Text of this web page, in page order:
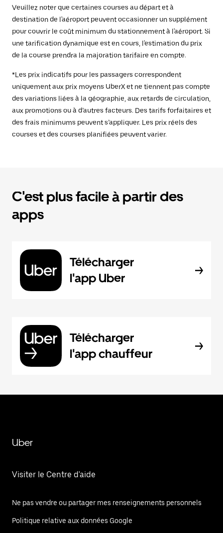
Veuillez noter que certaines courses au départ et à
destination de l'aéroport peuvent occasionner un supplément
pour couvrir le coût minimum du stationnement à l'aéroport. Si
une tarification dynamique est en cours, l'estimation du prix
de la course prendra la majoration tarifaire en compte.
*Les prix indicatifs pour les passagers correspondent
uniquement aux prix moyens UberX et ne tiennent pas compte
des variations liées à la géographie, aux retards de circulation,
aux promotions ou à d’autres facteurs. Des tarifs forfaitaires et
des frais minimums peuvent s’appliquer. Les prix réels des
courses et des courses planifiées peuvent varier.
C'est plus facile à partir des
apps
Télécharger
l'app Uber
Télécharger
l'app chauffeur
Uber
Visiter le Centre d'aide
Ne pas vendre ou partager mes renseignements personnels
Politique relative aux données Google